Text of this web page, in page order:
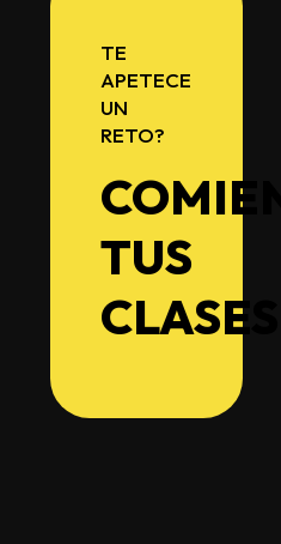
TE
APETECE
UN
RETO?
TUS
CLASES